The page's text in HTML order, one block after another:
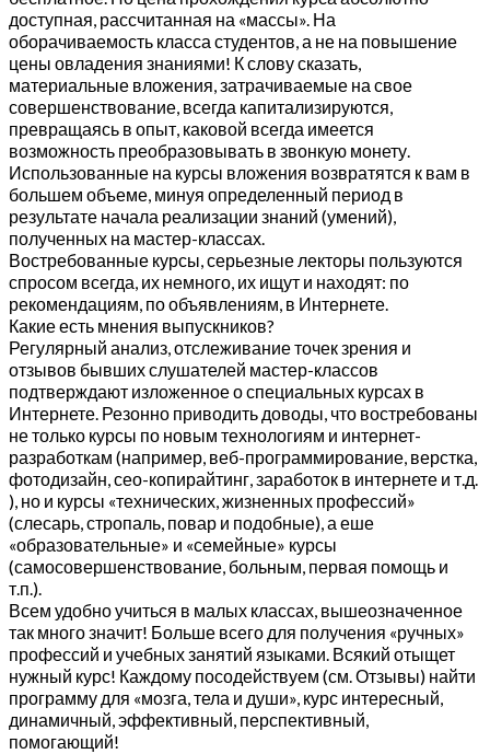
доступная, рассчитанная на «массы». На
оборачиваемость класса студентов, а не на повышение
цены овладения знаниями! К слову сказать,
материальные вложения, затрачиваемые на свое
совершенствование, всегда капитализируются,
превращаясь в опыт, каковой всегда имеется
возможность преобразовывать в звонкую монету.
Использованные на курсы вложения возвратятся к вам в
большем объеме, минуя определенный период в
результате начала реализации знаний (умений),
полученных на мастер-классах.
Востребованные курсы, серьезные лекторы пользуются
спросом всегда, их немного, их ищут и находят: по
рекомендациям, по объявлениям, в Интернете.
Какие есть мнения выпускников?
Регулярный анализ, отслеживание точек зрения и
отзывов бывших слушателей мастер-классов
подтверждают изложенное о специальных курсах в
Интернете. Резонно приводить доводы, что востребованы
не только курсы по новым технологиям и интернет-
разработкам (например, веб-программирование, верстка,
фотодизайн, сео-копирайтинг, заработок в интернете и т.д.
), но и курсы «технических, жизненных профессий»
(слесарь, стропаль, повар и подобные), а еше
«образовательные» и «семейные» курсы
(самосовершенствование, больным, первая помощь и
т.п.).
Всем удобно учиться в малых классах, вышеозначенное
так много значит! Больше всего для получения «ручных»
профессий и учебных занятий языками. Всякий отыщет
нужный курс! Каждому посодействуем (см. Отзывы) найти
программу для «мозга, тела и души», курс интересный,
динамичный, эффективный, перспективный,
помогающий!